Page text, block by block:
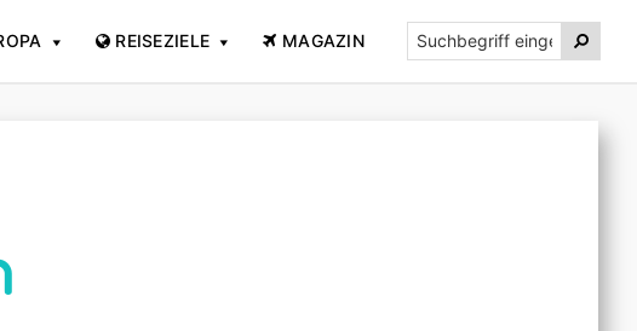
REISEZIELE MAGAZIN
Suchbegriff
eingeben...
